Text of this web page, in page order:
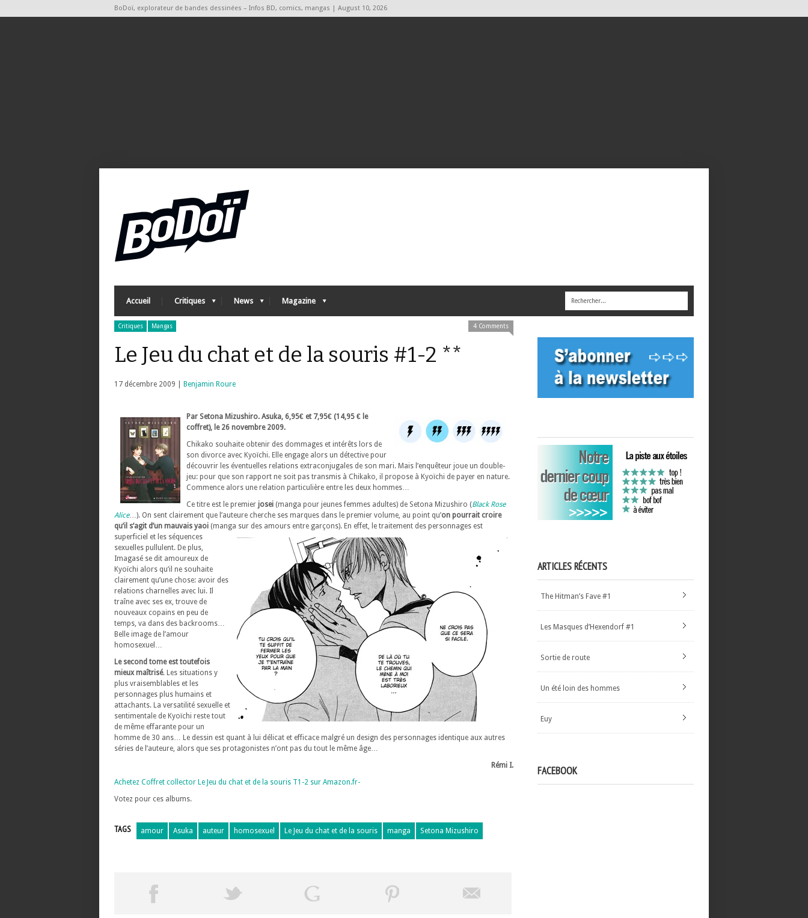
BoDoï, explorateur de bandes dessinées – Infos BD, comics, mangas | August 10, 2026
Accueil Critiques News Magazine
Critiques Mangas 4 Comments
Le Jeu du chat et de la souris #1-2 **
17 décembre 2009 | Benjamin Roure
Par Setona Mizushiro. Asuka, 6,95€ et 7,95€ (14,95 € le
coffret), le 26 novembre 2009.
Chikako souhaite obtenir des dommages et intérêts lors de
son divorce avec Kyoïchi. Elle engage alors un détective pour
découvrir les éventuelles relations extraconjugales de son mari. Mais l’enquêteur joue un double-
jeu: pour que son rapport ne soit pas transmis à Chikako, il propose à Kyoïchi de payer en nature.
Commence alors une relation particulière entre les deux hommes…
Ce titre est le premier josei (manga pour jeunes femmes adultes) de Setona Mizushiro (Black Rose
Alice…). On sent clairement que l’auteure cherche ses marques dans le premier volume, au point qu’on pourrait croire
qu’il s’agit d’un mauvais yaoi (manga sur des amours entre garçons). En effet, le traitement des personnages est
superficiel et les séquences
sexuelles pullulent. De plus,
Imagasé se dit amoureux de
Kyoïchi alors qu’il ne souhaite
clairement qu’une chose: avoir des
relations charnelles avec lui. Il
traîne avec ses ex, trouve de
nouveaux copains en peu de
temps, va dans des backrooms…
Belle image de l’amour
homosexuel…
Le second tome est toutefois
mieux maîtrisé. Les situations y
plus vraisemblables et les
personnages plus humains et
attachants. La versatilité sexuelle et
sentimentale de Kyoïchi reste tout
de même effarante pour un
homme de 30 ans… Le dessin est quant à lui délicat et efficace malgré un design des personnages identique aux autres
séries de l’auteure, alors que ses protagonistes n’ont pas du tout le même âge…
Rémi I.
Achetez Coffret collector Le Jeu du chat et de la souris T1-2 sur Amazon.fr-
Votez pour ces albums.
TAGS amour Asuka auteur homosexuel Le Jeu du chat et de la souris manga Setona Mizushiro
ARTICLES RÉCENTS
The Hitman’s Fave #1
Les Masques d’Hexendorf #1
Sortie de route
Un été loin des hommes
Euy
FACEBOOK